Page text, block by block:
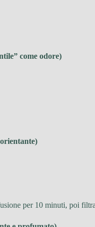
come odore)
per 10 minuti, poi